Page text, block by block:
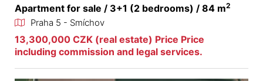
Apartment for sale / 3+1 (2 bedrooms) / 84 m2
Praha 5 - Smíchov
13,300,000 CZK (real estate) Price Price
including commission and legal services.